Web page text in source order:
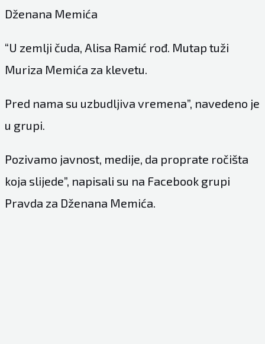
Dženana Memića
“U zemlji čuda, Alisa Ramić rođ. Mutap tuži
Muriza Memića za klevetu.
Pred nama su uzbudljiva vremena”, navedeno je
u grupi.
Pozivamo javnost, medije, da proprate ročišta
koja slijede”, napisali su na Facebook grupi
Pravda za Dženana Memića.